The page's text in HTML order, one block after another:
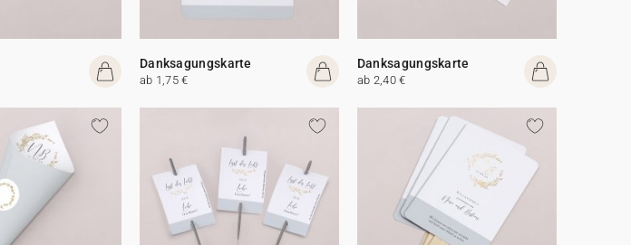
Danksagungskarte
ab 1,75 €
Danksagungskarte
ab 2,40 €